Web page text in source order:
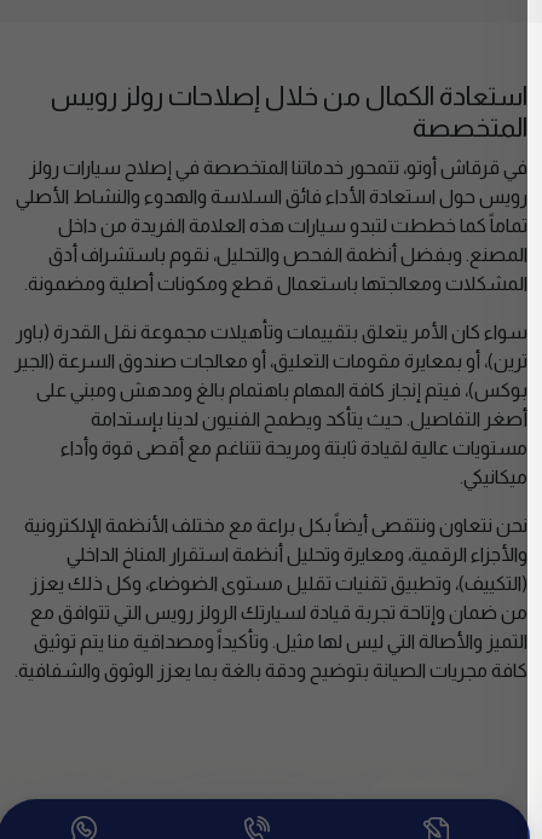
استعادة الكمال من خلال إصلاحات رولز رويس
المتخصصة
في قرقاش أوتو، تتمحور خدماتنا المتخصصة في إصلاح سيارات رولز
رويس حول استعادة الأداء فائق السلاسة والهدوء والنشاط الأصلي
تماماً كما خططت لتبدو سيارات هذه العلامة الفريدة من داخل
المصنع. وبفضل أنظمة الفحص والتحليل، نقوم باستشراف أدق
المشكلات ومعالجتها باستعمال قطع ومكونات أصلية ومضمونة.
سواء كان الأمر يتعلق بتقييمات وتأهيلات مجموعة نقل القدرة (باور
ترين)، أو بمعايرة مقومات التعليق، أو معالجات صندوق السرعة (الجير
بوكس)، فيتم إنجاز كافة المهام باهتمام بالغ ومدهش ومبني على
أصغر التفاصيل. حيث يتأكد ويطمح الفنيون لدينا بإستدامة
مستويات عالية لقيادة ثابتة ومريحة تتناغم مع أقصى قوة وأداء
ميكانيكي.
نحن نتعاون ونتقصى أيضاً بكل براعة مع مختلف الأنظمة الإلكترونية
والأجزاء الرقمية، ومعايرة وتحليل أنظمة استقرار المناخ الداخلي
(التكييف)، وتطبيق تقنيات تقليل مستوى الضوضاء، وكل ذلك يعزز
من ضمان وإتاحة تجربة قيادة لسيارتك الرولز رويس التي تتوافق مع
التميز والأصالة التي ليس لها مثيل. وتأكيداً ومصداقية منا يتم توثيق
كافة مجريات الصيانة بتوضيح ودقة بالغة بما يعزز الوثوق والشفافية.